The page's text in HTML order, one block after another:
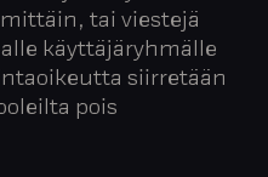
tai viestejä
käyttäjäryhmälle
siirretään
pois